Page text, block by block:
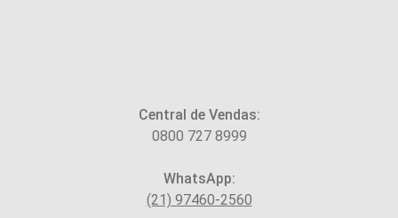
Central de Vendas:
0800 727 8999
WhatsApp:
(21) 97460-2560